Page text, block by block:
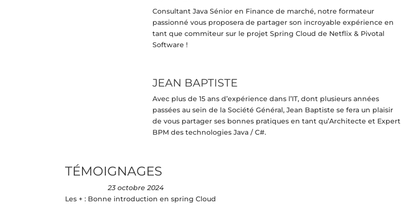
Consultant Java Sénior en Finance de marché, notre formateur
passionné vous proposera de partager son incroyable expérience en
tant que commiteur sur le projet Spring Cloud de Netflix & Pivotal
Software !
JEAN BAPTISTE
Avec plus de 15 ans d’expérience dans l’IT, dont plusieurs années
passées au sein de la Société Général, Jean Baptiste se fera un plaisir
de vous partager ses bonnes pratiques en tant qu’Architecte et Expert
BPM des technologies Java / C#.
TÉMOIGNAGES
23 octobre 2024
Les + : Bonne introduction en spring Cloud